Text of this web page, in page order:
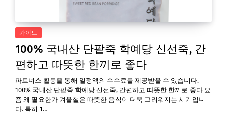
가이드
100% 국내산 단팥죽 학예당 신선죽, 간
편하고 따뜻한 한끼로 좋다
파트너스 활동을 통해 일정액의 수수료를 제공받을 수 있습니다.
100% 국내산 단팥죽 학예당 신선죽, 간편하고 따뜻한 한끼로 좋다 요
즘 왜 필요한가 겨울철은 따뜻한 음식이 더욱 그리워지는 시기입니
다. 특히 1…